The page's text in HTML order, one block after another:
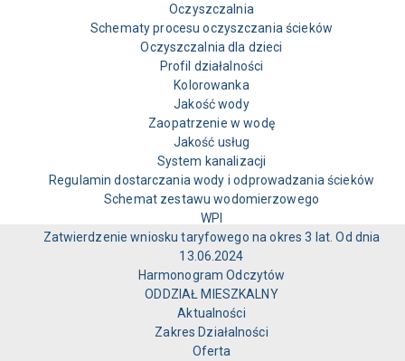
Oczyszczalnia
Schematy procesu oczyszczania ścieków
Oczyszczalnia dla dzieci
Profil działalności
Kolorowanka
Jakość wody
Zaopatrzenie w wodę
Jakość usług
System kanalizacji
Regulamin dostarczania wody i odprowadzania ścieków
Schemat zestawu wodomierzowego
WPI
Zatwierdzenie wniosku taryfowego na okres 3 lat. Od dnia
13.06.2024
Harmonogram Odczytów
ODDZIAŁ MIESZKALNY
Aktualności
Zakres Działalności
Oferta